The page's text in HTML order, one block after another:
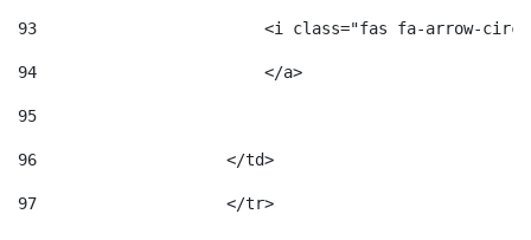
93
<i class="fas fa-arrow-
94
                        </a>
95
96
                    </td>
97
                    </tr>